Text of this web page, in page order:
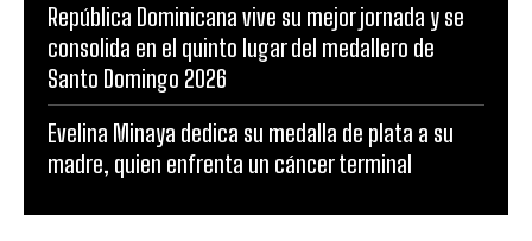
República Dominicana vive su mejor jornada y se
consolida en el quinto lugar del medallero de
Santo Domingo 2026
Evelina Minaya dedica su medalla de plata a su
madre, quien enfrenta un cáncer terminal